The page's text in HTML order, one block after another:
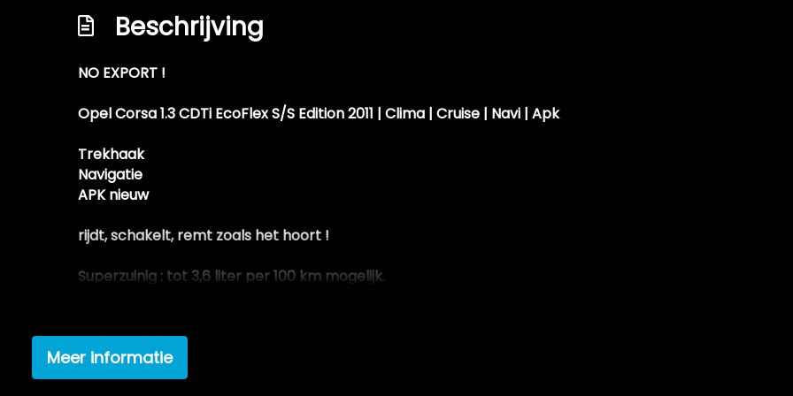
Onderhoudsboekje aanwezig en deels ingevuld
Parkeersensoren achter (pdc)
Recente apk keuring aanwezig
Beschrijving
NO EXPORT !
Opel Corsa 1.3 CDTi EcoFlex S/S Edition 2011 | Clima | Cruise | Navi | Apk
Trekhaak
Navigatie
APK nieuw
rijdt, schakelt, remt zoals het hoort !
Superzuinig : tot 3,6 liter per 100 km mogelijk.
sinds 2011 op kenteken, is voorzien van een diesel-motor, heeft een maximum vermogen van 70 kW (95
De personenauto heeft een topsnelheid van 177 km per uur en bereikt vanuit stilstand de 100 km/u in
Meer informatie